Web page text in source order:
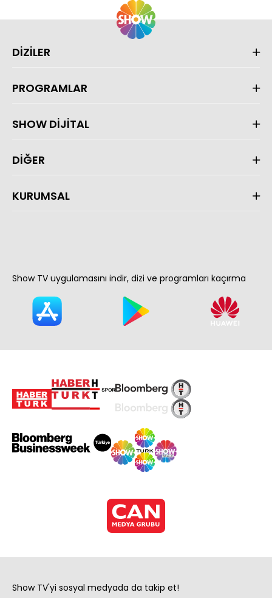
DİZİLER
PROGRAMLAR
SHOW DİJİTAL
DİĞER
KURUMSAL
Show TV uygulamasını indir, dizi ve programları kaçırma
Show TV'yi sosyal medyada da takip et!